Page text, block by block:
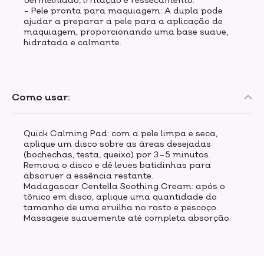
- Pele pronta para maquiagem: A dupla pode
ajudar a preparar a pele para a aplicação de
maquiagem, proporcionando uma base suave,
hidratada e calmante.
Como usar:
Quick Calming Pad: com a pele limpa e seca,
aplique um disco sobre as áreas desejadas
(bochechas, testa, queixo) por 3–5 minutos.
Remova o disco e dê leves batidinhas para
absorver a essência restante.
Madagascar Centella Soothing Cream: após o
tônico em disco, aplique uma quantidade do
tamanho de uma ervilha no rosto e pescoço.
Massageie suavemente até completa absorção.